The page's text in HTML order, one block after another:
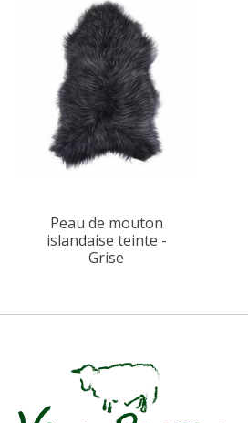
Peau de mouton
islandaise teinte -
Grise